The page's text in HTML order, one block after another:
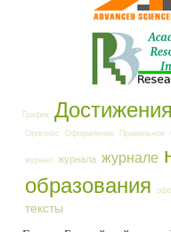
График Достижения
Оргвзнос Оформление Правильное
журнал журнала журнале
образования
тексты